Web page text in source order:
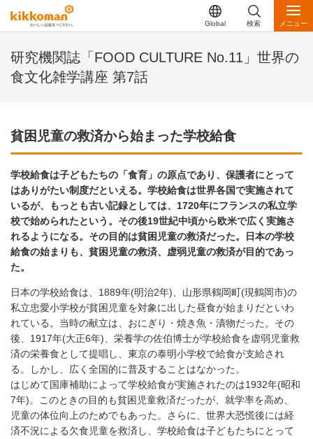
Global 検索 メニュー
研究機関誌「FOOD CULTURE No.11」世界の
食文化雑学講座 第7話
貧困児童の救済から始まった学校給食
学校給食は子どもたちの「食育」の原点であり、保護者にとって
はありがたい制度だといえる。学校給食は世界各国で実施されて
いるが、もっとも古い記録としては、1720年にフランスの私立学
校で始められたという。その後19世紀中頃から欧米で広く実施さ
れるようになる。その目的は貧困児童の救済だった。日本の学校
給食の始まりも、貧困児童の救済、虚弱児童の救済が目的であっ
た。
日本の学校給食は、1889年(明治2年)、山形県鶴岡町(現鶴岡市)の
私立忠愛小学校が貧困児童を対象に出した昼食が始まりだといわ
れている。当時の献立は、おにぎり・焼き魚・漬物だった。その
後、1917年(大正6年)、栄養学の佐伯博士が学校給食を虚弱児童救
済の栄養食として提唱し、東京の泰明小学校で給食が支給され
る。しかし、広く全国的に普及することはなかった。
はじめて国庫補助によって学校給食が実施されたのは1932年(昭和
7年)。このときの目的も貧困児童救済だったが、就学率を高め、
児童の体位向上のためでもあった。さらに、世界大恐慌後には経
済不況による欠食児童を救済し、学校給食は子どもたちにとって